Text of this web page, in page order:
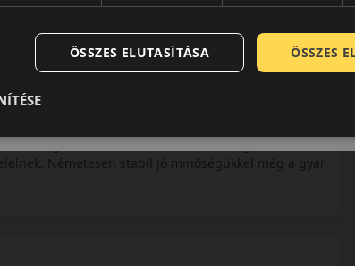
biztonságot, hatékonyságot és kényelmet kínál
nyújt minden időjárási körülmény között.
foglalkozó vállalata. Közel másfél évszázada
belül is az egyik legmagasabb minőséget és
a legmodernebb összetevőkből a legkorszerűbb
Németesen stabil jó minőségükkel még a gyár
ÖSSZES
ÖSSZES ELUTASÍTÁSA